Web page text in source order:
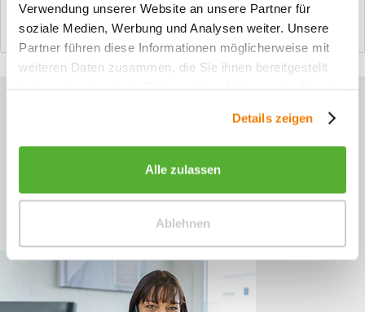
Verwendung unserer Website an unsere Partner für
soziale Medien, Werbung und Analysen weiter. Unsere
Partner führen diese Informationen möglicherweise mit
weiteren Daten zusammen, die Sie ihnen bereitgestellt
Details zeigen
Alle zulassen
Ablehnen
Bewertungen
0
Bewertungen lesen, schreiben und diskutieren...mehr
Sie haben Fragen zu unseren
+49 (0)4244 965 34 04
Mo - Do, 09:00 - 16:00 Uhr
und Fr, 09:00 - 13:00 Uhr